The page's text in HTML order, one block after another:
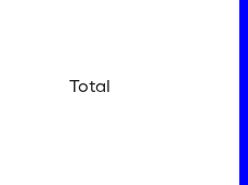
Total